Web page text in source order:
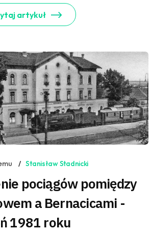
artykuł
Stanisław Stadnicki
pociągów pomiędzy
a Bernacicami -
1981 roku